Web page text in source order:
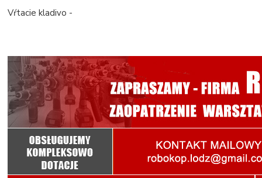
Vŕtacie kladivo -